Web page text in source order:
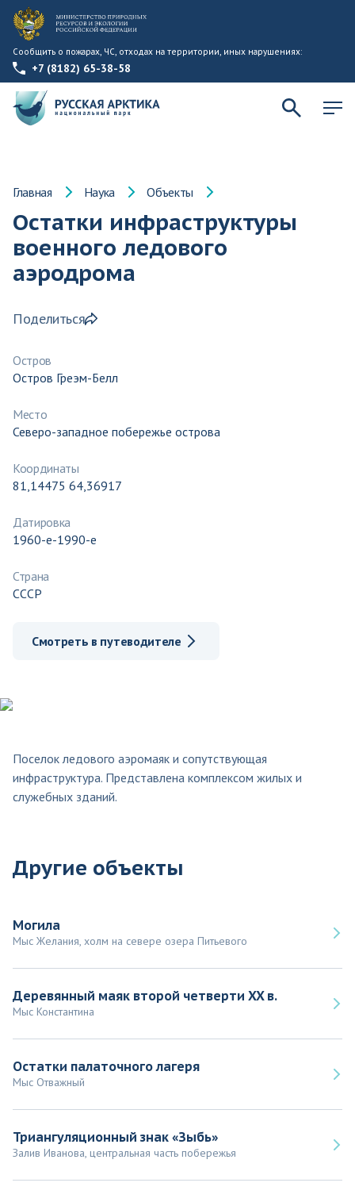
Сообщить о пожарах, ЧС, отходах на территории, иных нарушениях:
+7 (8182) 65-38-58
Главная Наука Объекты
Остатки инфраструктуры
военного ледового
аэродрома
Поделиться
Остров
Остров Греэм-Белл
Место
Северо-западное побережье острова
Координаты
81,14475 64,36917
Датировка
1960-е-1990-е
Страна
СССР
Смотреть в путеводителе
Поселок ледового аэромаяк и сопутствующая
инфраструктура. Представлена комплексом жилых и
служебных зданий.
Другие объекты
Могила
Мыс Желания, холм на севере озера Питьевого
Деревянный маяк второй четверти XX в.
Мыс Константина
Остатки палаточного лагеря
Мыс Отважный
Триангуляционный знак «Зыбь»
Залив Иванова, центральная часть побережья